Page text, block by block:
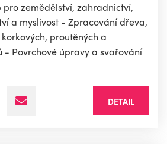
pro zemědělství, zahradnictví,
a myslivost - Zpracování dřeva,
proutěných a
- Povrchové úpravy a svařování
DETAIL